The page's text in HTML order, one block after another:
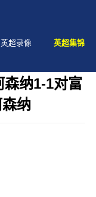
英超录像
英超集锦
森纳1-1对富
纳